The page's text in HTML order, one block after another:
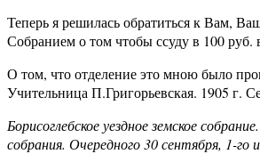
Теперь я решилась обратиться к Вам,
Собранием о том чтобы ссуду в 100 руб.
О том, что отделение это мною было
Учительница П.Григорьевская. 1905 г.
Борисоглебское уездное земское
собрания. Очередного 30 сентября, 1-го